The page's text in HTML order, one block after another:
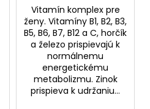
Vitamín komplex pre
ženy. Vitamíny B1, B2, B3,
B5, B6, B7, B12 a C, horčík
a železo prispievajú k
normálnemu
energetickému
metabolizmu. Zinok
prispieva k udržaniu...